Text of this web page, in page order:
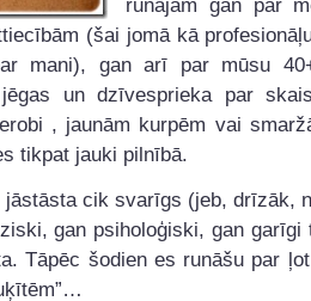
runājam gan par
(šai jomā kā
mani), gan arī par mūsu
un dzīvesprieka par
, jaunām kurpēm vai
tikpat jauki pilnībā.
jāstāsta cik svarīgs (jeb, drīzāk,
gan psiholoģiski, gan garīgi
Tāpēc šodien es runāšu par